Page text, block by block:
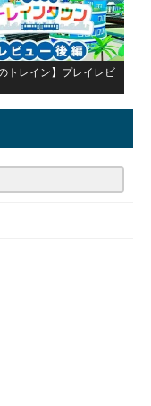
トレイン】プレイレビ